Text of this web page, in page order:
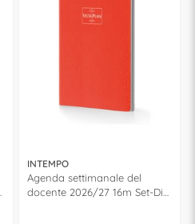
INTEMPO
Agenda settimanale del
docente 2026/27 16m Set-Dic